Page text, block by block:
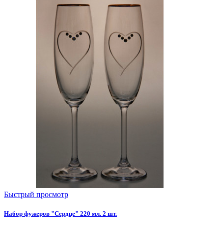
Быстрый просмотр
Набор фужеров "Сердце" 220 мл. 2 шт.